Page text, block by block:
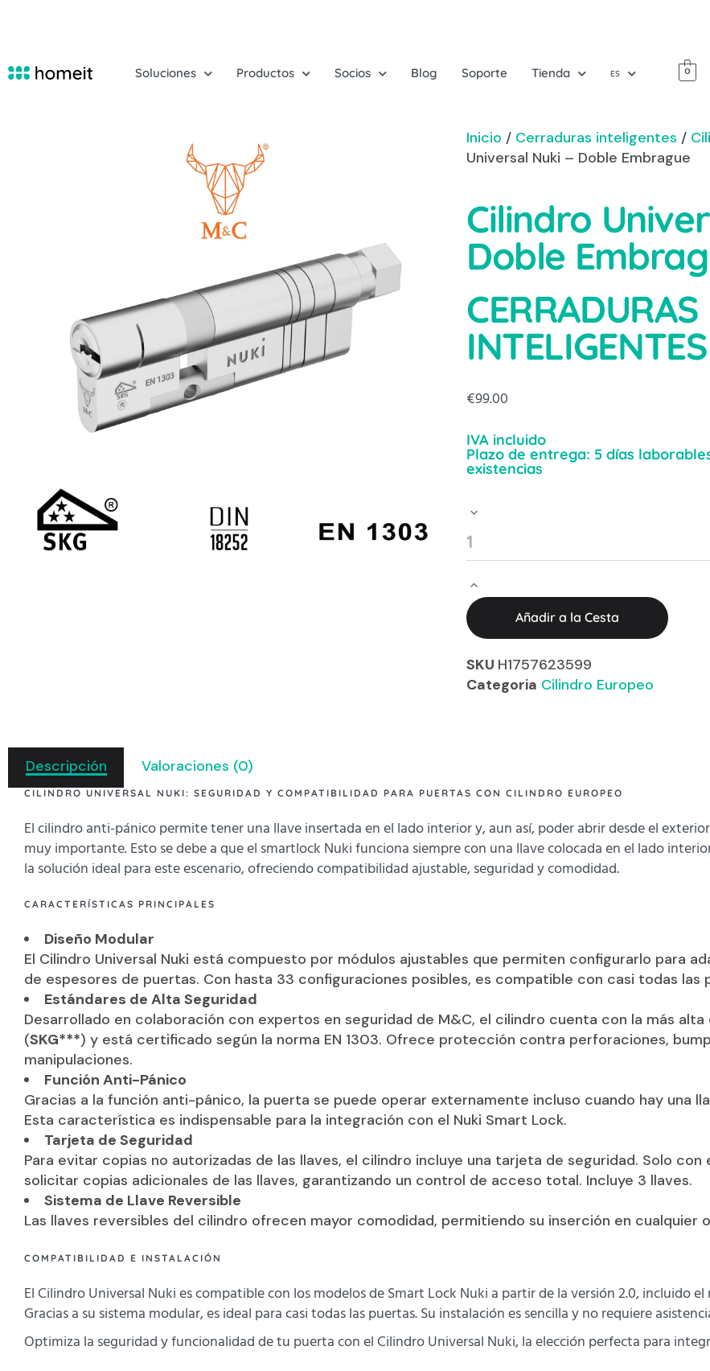
Soluciones Productos Socios Blog Soporte Tienda ES 0
Inicio / Cerraduras inteligentes /
Universal Nuki – Doble Embrague
Cilindro
Doble
CERRADURAS
INTELIGENTES
€99.00
IVA incluido
Plazo de entrega: 5 días
existencias
Añadir a la Cesta
SKU H1757623599
Categoria Cilindro Europeo
Descripción Valoraciones (0)
CILINDRO UNIVERSAL NUKI: SEGURIDAD Y COMPATIBILIDAD PARA PUERTAS CON CILINDRO EUROPEO
El cilindro anti-pánico permite tener una llave insertada en el lado interior y, aun así, poder abrir desde el
muy importante. Esto se debe a que el smartlock Nuki funciona siempre con una llave colocada en el lado
la solución ideal para este escenario, ofreciendo compatibilidad ajustable, seguridad y comodidad.
CARACTERÍSTICAS PRINCIPALES
Diseño Modular
El Cilindro Universal Nuki está compuesto por módulos ajustables que permiten configurarlo para
de espesores de puertas. Con hasta 33 configuraciones posibles, es compatible con casi todas las
Estándares de Alta Seguridad
Desarrollado en colaboración con expertos en seguridad de M&C, el cilindro cuenta con la más
(SKG***) y está certificado según la norma EN 1303. Ofrece protección contra perforaciones,
manipulaciones.
Función Anti-Pánico
Gracias a la función anti-pánico, la puerta se puede operar externamente incluso cuando hay una
Esta característica es indispensable para la integración con el Nuki Smart Lock.
Tarjeta de Seguridad
Para evitar copias no autorizadas de las llaves, el cilindro incluye una tarjeta de seguridad. Solo
solicitar copias adicionales de las llaves, garantizando un control de acceso total. Incluye 3 llaves.
Sistema de Llave Reversible
Las llaves reversibles del cilindro ofrecen mayor comodidad, permitiendo su inserción en cualquier
COMPATIBILIDAD E INSTALACIÓN
El Cilindro Universal Nuki es compatible con los modelos de Smart Lock Nuki a partir de la versión 2.0, incluido el
Gracias a su sistema modular, es ideal para casi todas las puertas. Su instalación es sencilla y no requiere
Optimiza la seguridad y funcionalidad de tu puerta con el Cilindro Universal Nuki, la elección perfecta para